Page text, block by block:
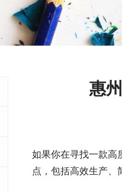
惠
如果你在寻找一款高
点，包括高效生产、